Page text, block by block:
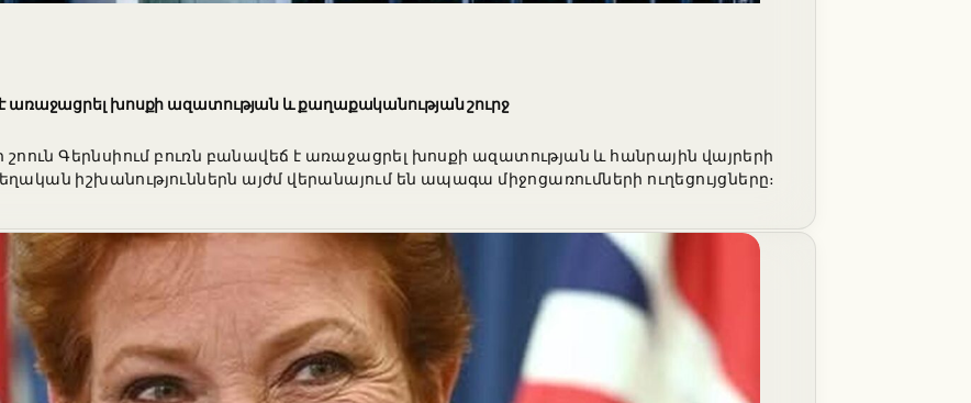
առաջացրել խոսքի ազատության և քաղաքականության շուրջ
Գերնսիում բուռն բանավեճ է առաջացրել խոսքի ազատության և հանրային վայրերի
իշխանություններն այժմ վերանայում են ապագա միջոցառումների ուղեցույցները։